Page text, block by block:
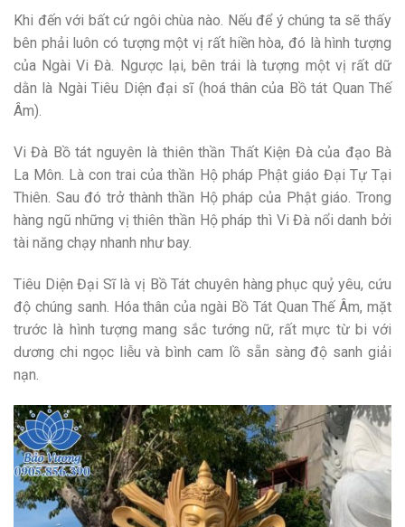
Khi đến với bất cứ ngôi chùa nào. Nếu để ý chúng ta sẽ thấy
bên phải luôn có tượng một vị rất hiền hòa, đó là hình tượng
của Ngài Vi Đà. Ngược lại, bên trái là tượng một vị rất dữ
dằn là Ngài Tiêu Diện đại sĩ (hoá thân của Bồ tát Quan Thế
Âm).
Vi Đà Bồ tát nguyên là thiên thần Thất Kiện Đà của đạo Bà
La Môn. Là con trai của thần Hộ pháp Phật giáo Đại Tự Tại
Thiên. Sau đó trở thành thần Hộ pháp của Phật giáo. Trong
hàng ngũ những vị thiên thần Hộ pháp thì Vi Đà nổi danh bởi
tài năng chạy nhanh như bay.
Tiêu Diện Đại Sĩ là vị Bồ Tát chuyên hàng phục quỷ yêu, cứu
độ chúng sanh. Hóa thân của ngài Bồ Tát Quan Thế Âm, mặt
trước là hình tượng mang sắc tướng nữ, rất mực từ bi với
dương chi ngọc liễu và bình cam lồ sẵn sàng độ sanh giải
nạn.